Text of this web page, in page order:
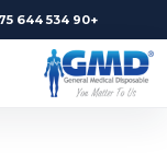
+90 534 644 75 38